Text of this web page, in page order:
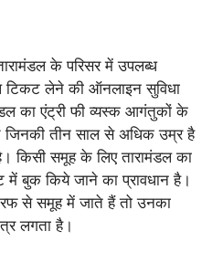
के परिसर में उपलब्ध
टिकट लेने की ऑनलाइन सुविधा
का एंट्री फी व्यस्क आगंतुकों के
तीन साल से अधिक उम्र है
किसी समूह के लिए तारामंडल का
में बुक किये जाने का प्रावधान है।
से समूह में जाते हैं तो उनका
लगता है।